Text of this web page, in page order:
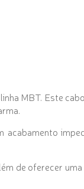
MBT. Este
acabamento
de oferecer uma